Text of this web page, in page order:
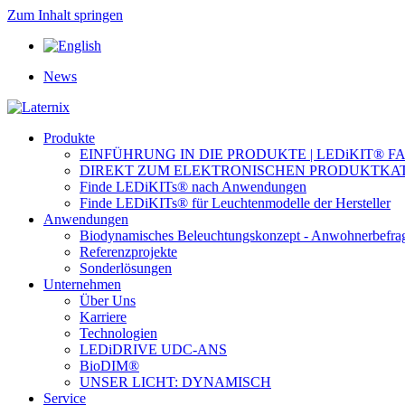
Zum Inhalt springen
News
Produkte
EINFÜHRUNG IN DIE PRODUKTE | LEDiKIT®
DIREKT ZUM ELEKTRONISCHEN
Finde LEDiKITs® nach Anwendungen
Finde LEDiKITs® für Leuchtenmodelle der Hersteller
Anwendungen
Biodynamisches Beleuchtungskonzept -
Referenzprojekte
Sonderlösungen
Unternehmen
Über Uns
Karriere
Technologien
LEDiDRIVE UDC-ANS
BioDIM®
UNSER LICHT: DYNAMISCH
Service